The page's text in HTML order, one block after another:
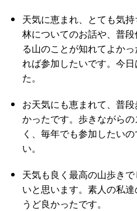
天気に恵まれ、とても気
林についてのお話や、普
る山のことが知れてよか
れば参加したいです。今
た。
お天気にも恵まれて、普
かったです。歩きながら
く、毎年でも参加したい
い。
天気も良く最高の山歩き
いと思います。素人の私
うど良かったです。